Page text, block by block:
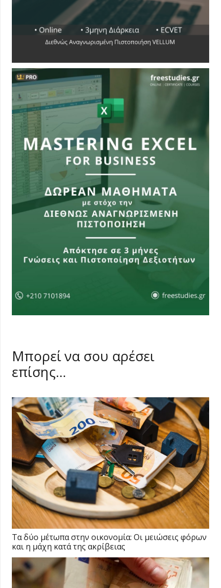
Μπορεί να σου αρέσει
επίσης…
Τα δύο μέτωπα στην οικονομία: Οι μειώσεις φόρων
και η μάχη κατά της ακρίβειας